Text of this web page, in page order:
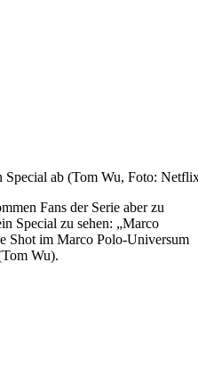
Special ab (Tom Wu, Foto:
Fans der Serie aber zu
Special zu sehen: „Marco
Shot im Marco Polo-Universum
Wu).